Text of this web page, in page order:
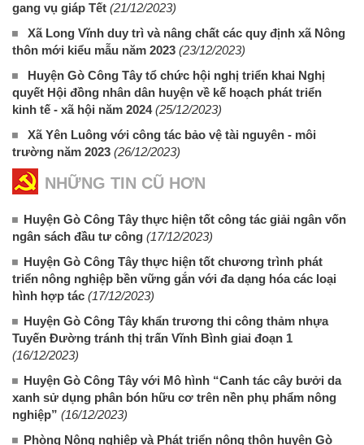
gang vụ giáp Tết (21/12/2023)
Xã Long Vĩnh duy trì và nâng chất các quy định xã Nông
thôn mới kiểu mẫu năm 2023 (23/12/2023)
Huyện Gò Công Tây tổ chức hội nghị triển khai Nghị
quyết Hội đồng nhân dân huyện về kế hoạch phát triển
kinh tế - xã hội năm 2024 (25/12/2023)
Xã Yên Luông với công tác bảo vệ tài nguyên - môi
trường năm 2023 (26/12/2023)
NHỮNG TIN CŨ HƠN
Huyện Gò Công Tây thực hiện tốt công tác giải ngân vốn
ngân sách đầu tư công (17/12/2023)
Huyện Gò Công Tây thực hiện tốt chương trình phát
triển nông nghiệp bền vững gắn với đa dạng hóa các loại
hình hợp tác (17/12/2023)
Huyện Gò Công Tây khẩn trương thi công thảm nhựa
Tuyến Đường tránh thị trấn Vĩnh Bình giai đoạn 1
(16/12/2023)
Huyện Gò Công Tây với Mô hình “Canh tác cây bưởi da
xanh sử dụng phân bón hữu cơ trên nền phụ phẩm nông
nghiệp” (16/12/2023)
Phòng Nông nghiệp và Phát triển nông thôn huyện Gò